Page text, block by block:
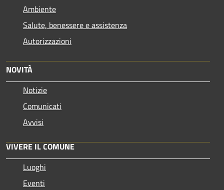
Ambiente
Salute, benessere e assistenza
Autorizzazioni
NOVITÀ
Notizie
Comunicati
Avvisi
VIVERE IL COMUNE
Luoghi
Eventi